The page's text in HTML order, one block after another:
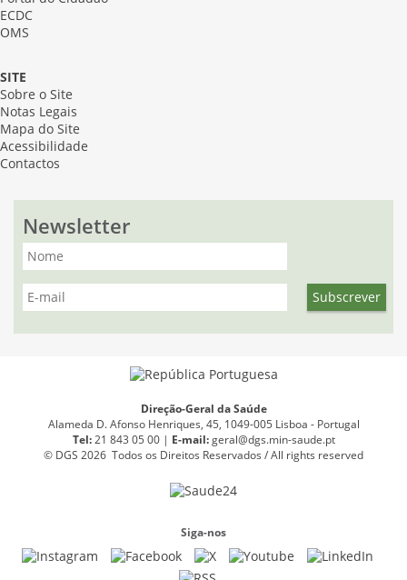
ECDC
OMS
SITE
Sobre o Site
Notas Legais
Mapa do Site
Acessibilidade
Contactos
Newsletter
Direção-Geral da Saúde
Alameda D. Afonso Henriques, 45, 1049-005 Lisboa - Portugal
Tel:21 843 05 00 | E-mail: geral@dgs.min-saude.pt
© DGS 2026 Todos os Direitos Reservados / All rights reserved
Siga-nos